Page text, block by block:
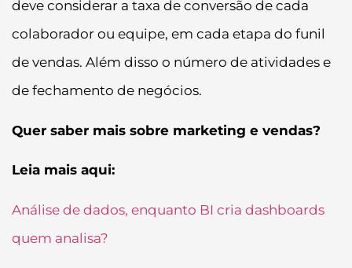
deve considerar a taxa de conversão de cada
colaborador ou equipe, em cada etapa do funil
de vendas. Além disso o número de atividades e
de fechamento de negócios.
Quer saber mais sobre marketing e vendas?
Leia mais aqui:
Análise de dados, enquanto BI cria dashboards
quem analisa?